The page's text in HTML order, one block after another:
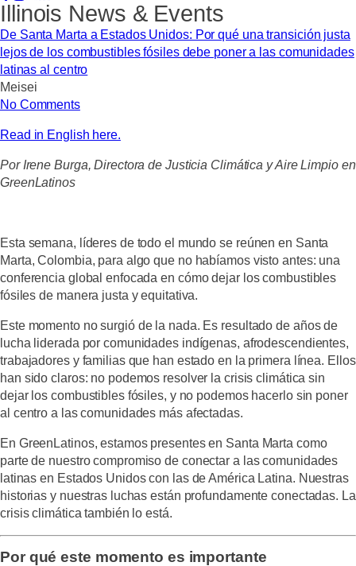
Illinois News & Events
De Santa Marta a Estados Unidos: Por qué una transición justa
lejos de los combustibles fósiles debe poner a las comunidades
latinas al centro
Meisei
No Comments
Read in English here.
Por Irene Burga, Directora de Justicia Climática y Aire Limpio en
GreenLatinos
Esta semana, líderes de todo el mundo se reúnen en Santa
Marta, Colombia, para algo que no habíamos visto antes: una
conferencia global enfocada en cómo dejar los combustibles
fósiles de manera justa y equitativa.
Este momento no surgió de la nada. Es resultado de años de
lucha liderada por comunidades indígenas, afrodescendientes,
trabajadores y familias que han estado en la primera línea. Ellos
han sido claros: no podemos resolver la crisis climática sin
dejar los combustibles fósiles, y no podemos hacerlo sin poner
al centro a las comunidades más afectadas.
En GreenLatinos, estamos presentes en Santa Marta como
parte de nuestro compromiso de conectar a las comunidades
latinas en Estados Unidos con las de América Latina. Nuestras
historias y nuestras luchas están profundamente conectadas. La
crisis climática también lo está.
Por qué este momento es importante